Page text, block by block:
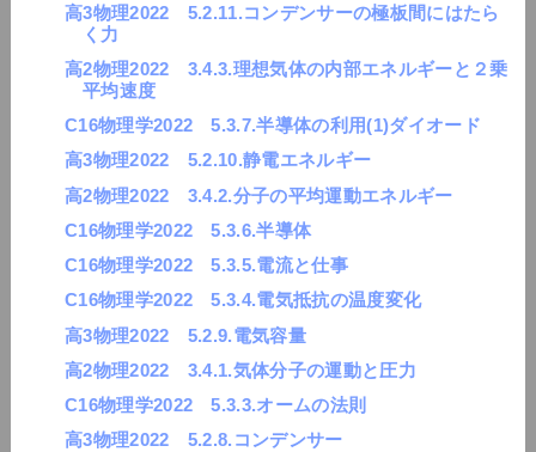
高3物理2022 5.2.11.コンデンサーの極板間にはたら
く力
高2物理2022 3.4.3.理想気体の内部エネルギーと２乗
平均速度
C16物理学2022 5.3.7.半導体の利用(1)ダイオード
高3物理2022 5.2.10.静電エネルギー
高2物理2022 3.4.2.分子の平均運動エネルギー
C16物理学2022 5.3.6.半導体
C16物理学2022 5.3.5.電流と仕事
C16物理学2022 5.3.4.電気抵抗の温度変化
高3物理2022 5.2.9.電気容量
高2物理2022 3.4.1.気体分子の運動と圧力
C16物理学2022 5.3.3.オームの法則
高3物理2022 5.2.8.コンデンサー